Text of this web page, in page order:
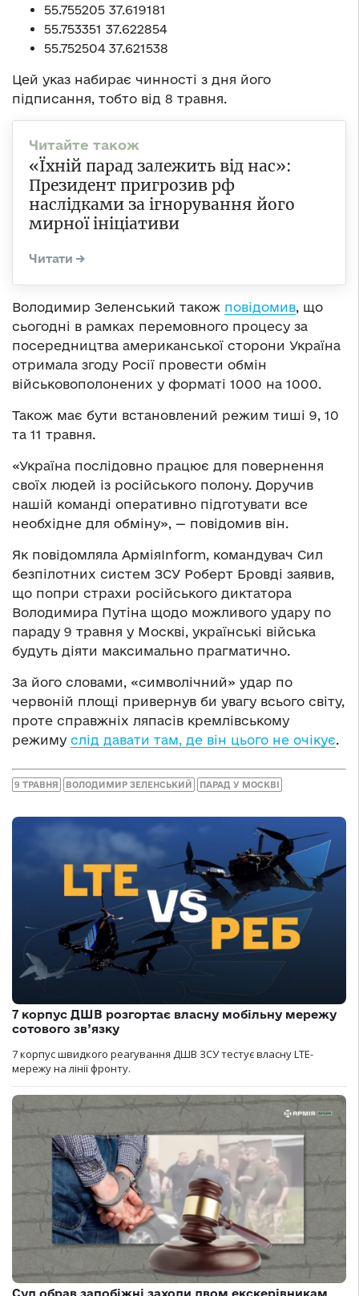
55.755205 37.619181
55.753351 37.622854
55.752504 37.621538
Цей указ набирає чинності з дня його
підписання, тобто від 8 травня.
«Їхній парад залежить від нас»:
Президент пригрозив рф
наслідками за ігнорування його
мирної ініціативи
Володимир Зеленський також повідомив, що
сьогодні в рамках перемовного процесу за
посередництва американської сторони Україна
отримала згоду Росії провести обмін
військовополонених у форматі 1000 на 1000.
Також має бути встановлений режим тиші 9, 10
та 11 травня.
«Україна послідовно працює для повернення
своїх людей із російського полону. Доручив
нашій команді оперативно підготувати все
необхідне для обміну», — повідомив він.
Як повідомляла АрміяInform, командувач Сил
безпілотних систем ЗСУ Роберт Бровді заявив,
що попри страхи російського диктатора
Володимира Путіна щодо можливого удару по
параду 9 травня у Москві, українські війська
будуть діяти максимально прагматично.
За його словами, «символічний» удар по
червоній площі привернув би увагу всього світу,
проте справжніх ляпасів кремлівському
режиму слід давати там, де він цього не очікує.
9 ТРАВНЯ ВОЛОДИМИР ЗЕЛЕНСЬКИЙ ПАРАД У МОСКВІ
7 корпус ДШВ розгортає власну мобільну мережу
сотового зв’язку
7 корпус швидкого реагування ДШВ ЗСУ тестує власну LTE-
мережу на лінії фронту.
Суд обрав запобіжні заходи двом екскерівникам